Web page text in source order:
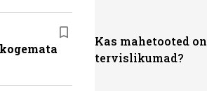
Kas mahetooted
tervislikumad?